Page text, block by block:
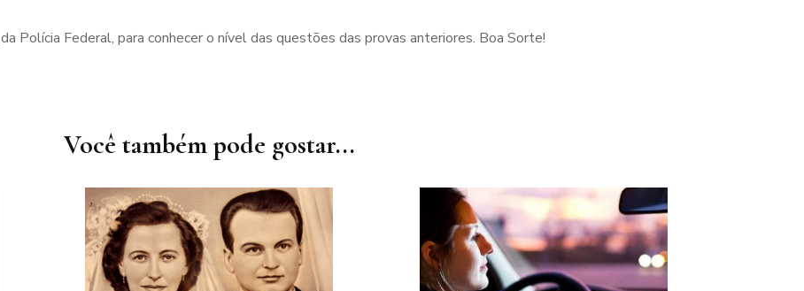
da Polícia Federal, para conhecer o nível das questões das provas anteriores. Boa Sorte!
Você também pode gostar...